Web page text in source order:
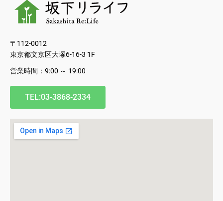
〒112-0012
東京都文京区大塚6-16-3 1F
営業時間：9:00 ～ 19:00
TEL:03-3868-2334